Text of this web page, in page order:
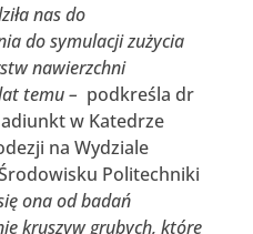
nas do
do symulacji zużycia
nawierzchni
temu – podkreśla dr
w Katedrze
na Wydziale
Politechniki
ona od badań
kruszyw grubych, które